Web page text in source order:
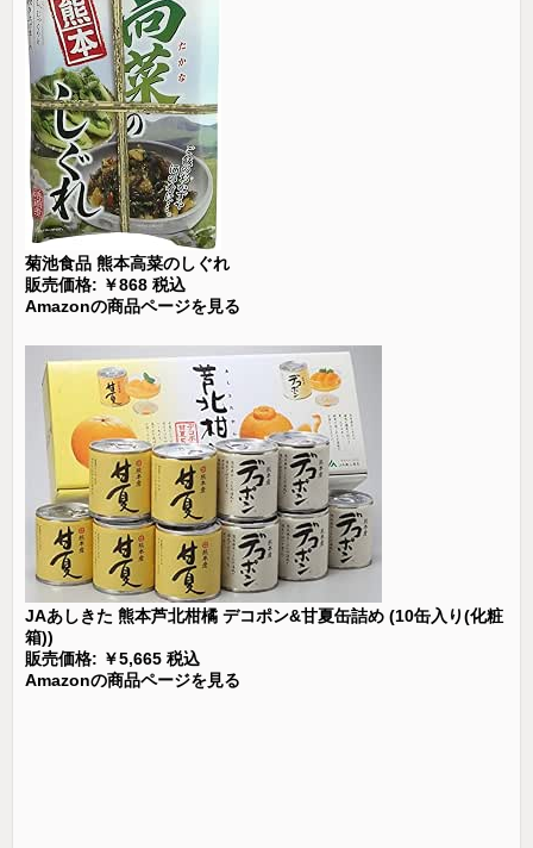
菊池食品 熊本高菜のしぐれ
販売価格: ￥868 税込
Amazonの商品ページを見る
JAあしきた 熊本芦北柑橘 デコポン&甘夏缶詰め (10缶入り(化粧
箱))
販売価格: ￥5,665 税込
Amazonの商品ページを見る